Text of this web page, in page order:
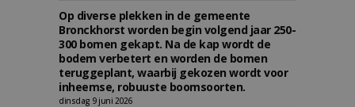
Op diverse plekken in de gemeente
Bronckhorst worden begin volgend jaar 250-
300 bomen gekapt. Na de kap wordt de
bodem verbetert en worden de bomen
teruggeplant, waarbij gekozen wordt voor
inheemse, robuuste boomsoorten.
dinsdag 9 juni 2026